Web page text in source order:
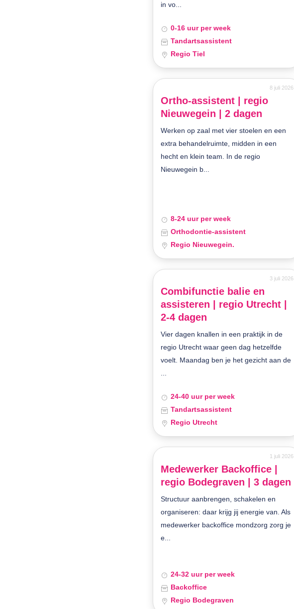
in vo...
0-16 uur per week
Tandartsassistent
Regio Tiel
8 juli 2026
Ortho-assistent | regio
Nieuwegein | 2 dagen
Werken op zaal met vier stoelen en een
extra behandelruimte, midden in een
hecht en klein team. In de regio
Nieuwegein b...
8-24 uur per week
Orthodontie-assistent
Regio Nieuwegein.
3 juli 2026
Combifunctie balie en
assisteren | regio Utrecht |
2-4 dagen
Vier dagen knallen in een praktijk in de
regio Utrecht waar geen dag hetzelfde
voelt. Maandag ben je het gezicht aan de
24-40 uur per week
Tandartsassistent
Regio Utrecht
1 juli 2026
Medewerker Backoffice |
regio Bodegraven | 3 dagen
Structuur aanbrengen, schakelen en
organiseren: daar krijg jij energie van. Als
medewerker backoffice mondzorg zorg je
e...
24-32 uur per week
Backoffice
Regio Bodegraven